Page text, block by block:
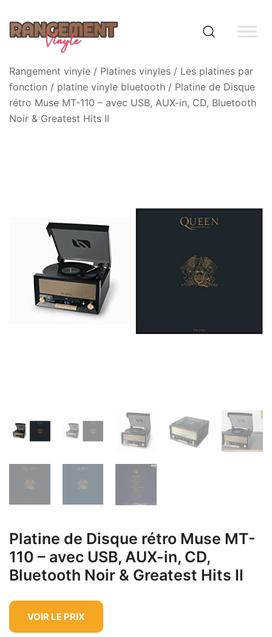
content
Rangement vinyle
Rangement vinyle / Platines vinyles / Les platines par
fonction / platine vinyle bluetooth / Platine de Disque
rétro Muse MT-110 – avec USB, AUX-in, CD, Bluetooth
Noir & Greatest Hits II
Platine de Disque rétro Muse MT-
110 – avec USB, AUX-in, CD,
Bluetooth Noir & Greatest Hits II
VOIR LE PRIX